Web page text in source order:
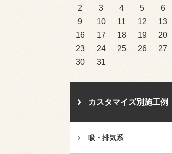
2 3 4 5 6
9
10 11 12 13
16
17 18 19 20
23
24 25 26 27
30
31
カスタマイズ別施工例
吸・排気系